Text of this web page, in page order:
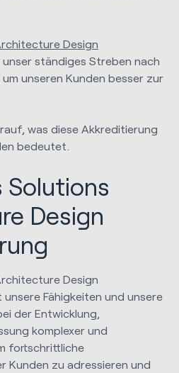
Design
ständiges Streben nach
unseren Kunden besser zur
was diese Akkreditierung
bedeutet.
Solutions
Design
Design
Fähigkeiten und unsere
der Entwicklung,
komplexer und
fortschrittliche
Kunden zu adressieren und